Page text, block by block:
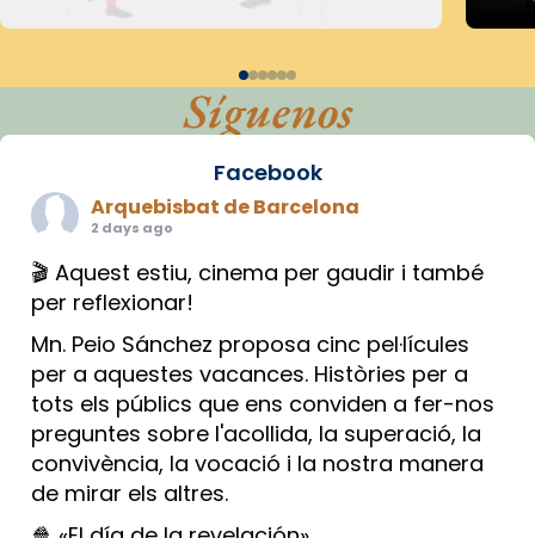
Síguenos
Facebook
Arquebisbat de Barcelona
2 days ago
🎬 Aquest estiu, cinema per gaudir i també
per reflexionar!
Mn. Peio Sánchez proposa cinc pel·lícules
per a aquestes vacances. Històries per a
tots els públics que ens conviden a fer-nos
preguntes sobre l'acollida, la superació, la
convivència, la vocació i la nostra manera
de mirar els altres.